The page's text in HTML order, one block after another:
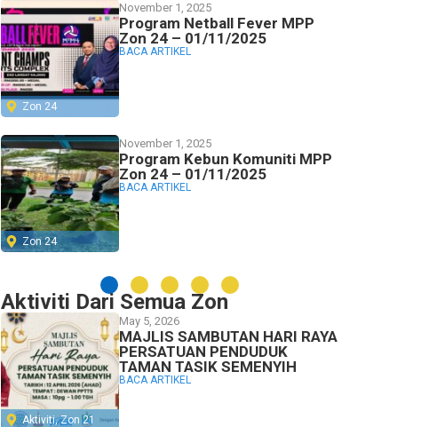
Zon 24
November 1, 2025
Program Netball Fever MPP
Zon 24 – 01/11/2025
BACA ARTIKEL
Zon 24
November 1, 2025
Program Kebun Komuniti MPP
Zon 24 – 01/11/2025
BACA ARTIKEL
Aktiviti Dari Semua Zon
Aktiviti,Zon 21
May 5, 2026
MAJLIS SAMBUTAN HARI RAYA
PERSATUAN PENDUDUK
TAMAN TASIK SEMENYIH
BACA ARTIKEL